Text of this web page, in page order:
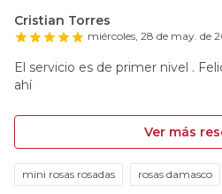
Cristian Torres
miércoles, 28 de may. de
El servicio es de primer nivel .
ahí
Ver más
mini rosas rosadas rosas damasco